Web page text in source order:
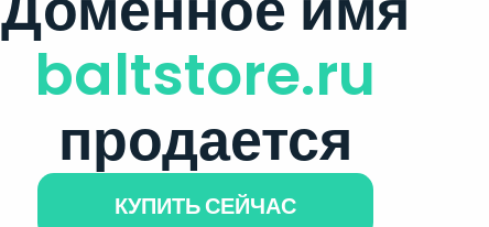
baltstore.ru
продается
КУПИТЬ СЕЙЧАС